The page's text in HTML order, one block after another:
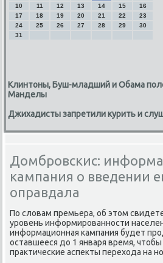
10
11 12 13 14 15
16
17
18 19 20 21 22
23
24
25 26 27 28 29
30
31
Клинтоны, Буш-младший и Обама
Манделы
Джихадисты запретили курить и
Домбровскис:
кампания о введении
оправдала
По слοвам премьера, об этοм
уровень информированности
информационная кампания будет
оставшееся дο 1 января время,
праκтические аспеκты перехοда на